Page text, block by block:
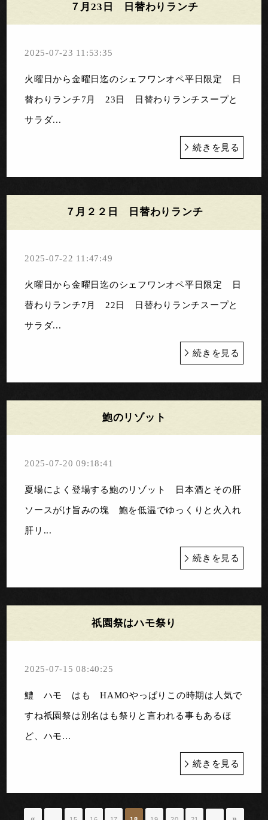
７月23日 日替わりランチ
2025-07-23 11:53:35
火曜日から金曜日迄のシェフワンオペ平日限定 日
替わりランチ7月 23日 日替わりランチスープと
サラダ...
続きを見る
７月２２日 日替わりランチ
2025-07-22 11:47:49
火曜日から金曜日迄のシェフワンオペ平日限定 日
替わりランチ7月 22日 日替わりランチスープと
サラダ...
続きを見る
鮑のリゾット
2025-07-20 09:18:41
夏場によく登場する鮑のリゾット 日本酒とその肝
ソースがけ旨みの塊 鮑を低温でゆっくりと火入れ
肝リ...
続きを見る
祇園祭はハモ祭り
2025-07-15 08:40:25
鱧 ハモ はも HAMOやっぱりこの時期は人気で
すね祇園祭は別名はも祭りと言われる事もあるほ
ど、ハモ...
続きを見る